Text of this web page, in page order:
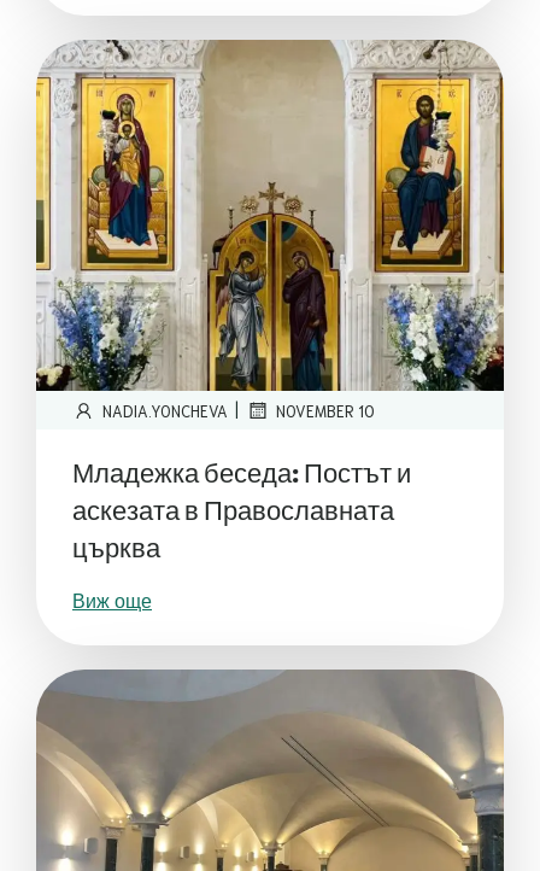
NADIA.YONCHEVA | NOVEMBER 10
Младежка беседа: Постът и
аскезата в Православната
църква
Виж още